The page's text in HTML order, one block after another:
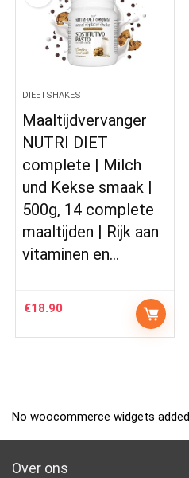
DIEETSHAKES
Maaltijdvervanger
NUTRI DIET
complete | Milch
und Kekse smaak |
500g, 14 complete
maaltijden | Rijk aan
vitaminen en…
€18.90
No woocommerce widgets added
Over ons